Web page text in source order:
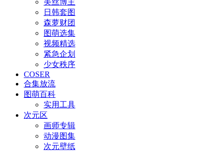
美丝博主
日韩套图
森萝财团
图萌选集
视频精选
紧急企划
少女秩序
COSER
合集放流
图萌百科
实用工具
次元区
画师专辑
动漫图集
次元壁纸